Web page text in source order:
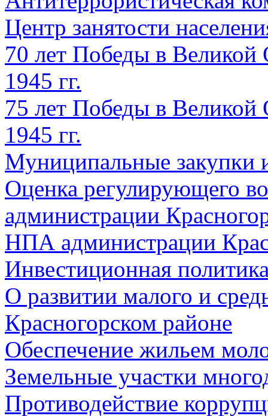
Центр занятости
70 лет Победы в Великой
1945 гг.
75 лет Победы в Великой
1945 гг.
Муниципальные закупки
Оценка регулирующего
администрации
НПА администрации
Инвестиционная
О развитии малого и
Красногорском районе
Обеспечение жильем
Земельные участки
Противодействие